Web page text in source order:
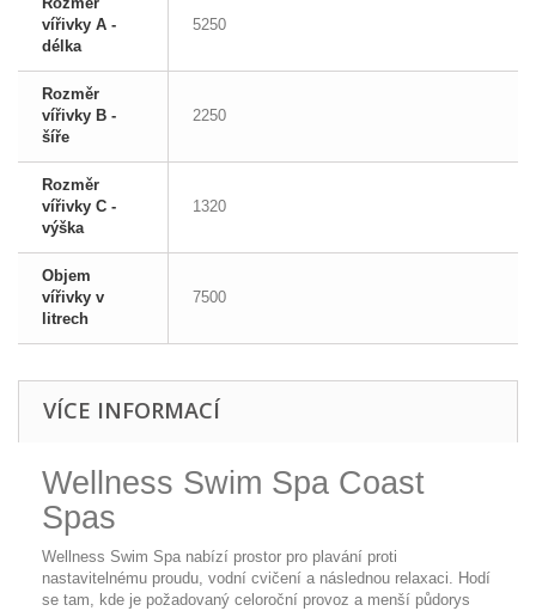
vířivky A -
délka
5250
Rozměr
vířivky B -
šíře
2250
Rozměr
vířivky C -
výška
1320
Objem
vířivky v
litrech
7500
VÍCE INFORMACÍ
Wellness Swim Spa Coast
Spas
Wellness Swim Spa nabízí prostor pro plavání proti
nastavitelnému proudu, vodní cvičení a následnou relaxaci. Hodí
se tam, kde je požadovaný celoroční provoz a menší půdorys